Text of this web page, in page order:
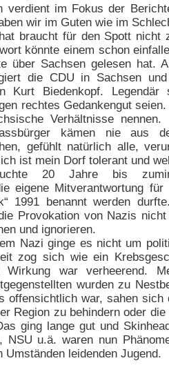
verdient im Fokus der
wir im Guten wie im
braucht für den Spott nicht
könnte einem schon
über Sachsen gelesen hat.
die CDU in Sachsen und
Kurt Biedenkopf.
rechtes Gedankengut
Verhältnisse
kämen nie aus
gefühlt natürlich alle,
ist mein Dorf tolerant und
20 Jahre bis
eigene Mitverantwortung
1991 benannt werden
Provokation von Nazis
und ignorieren.
Nazi ginge es nicht um
zog sich wie ein
Wirkung war verheerend.
wurden zu
offensichtlich war, sahen sich
Region zu behindern oder
ging lange gut und
NSU u.ä. waren nun
Umständen leidenden Jugend.